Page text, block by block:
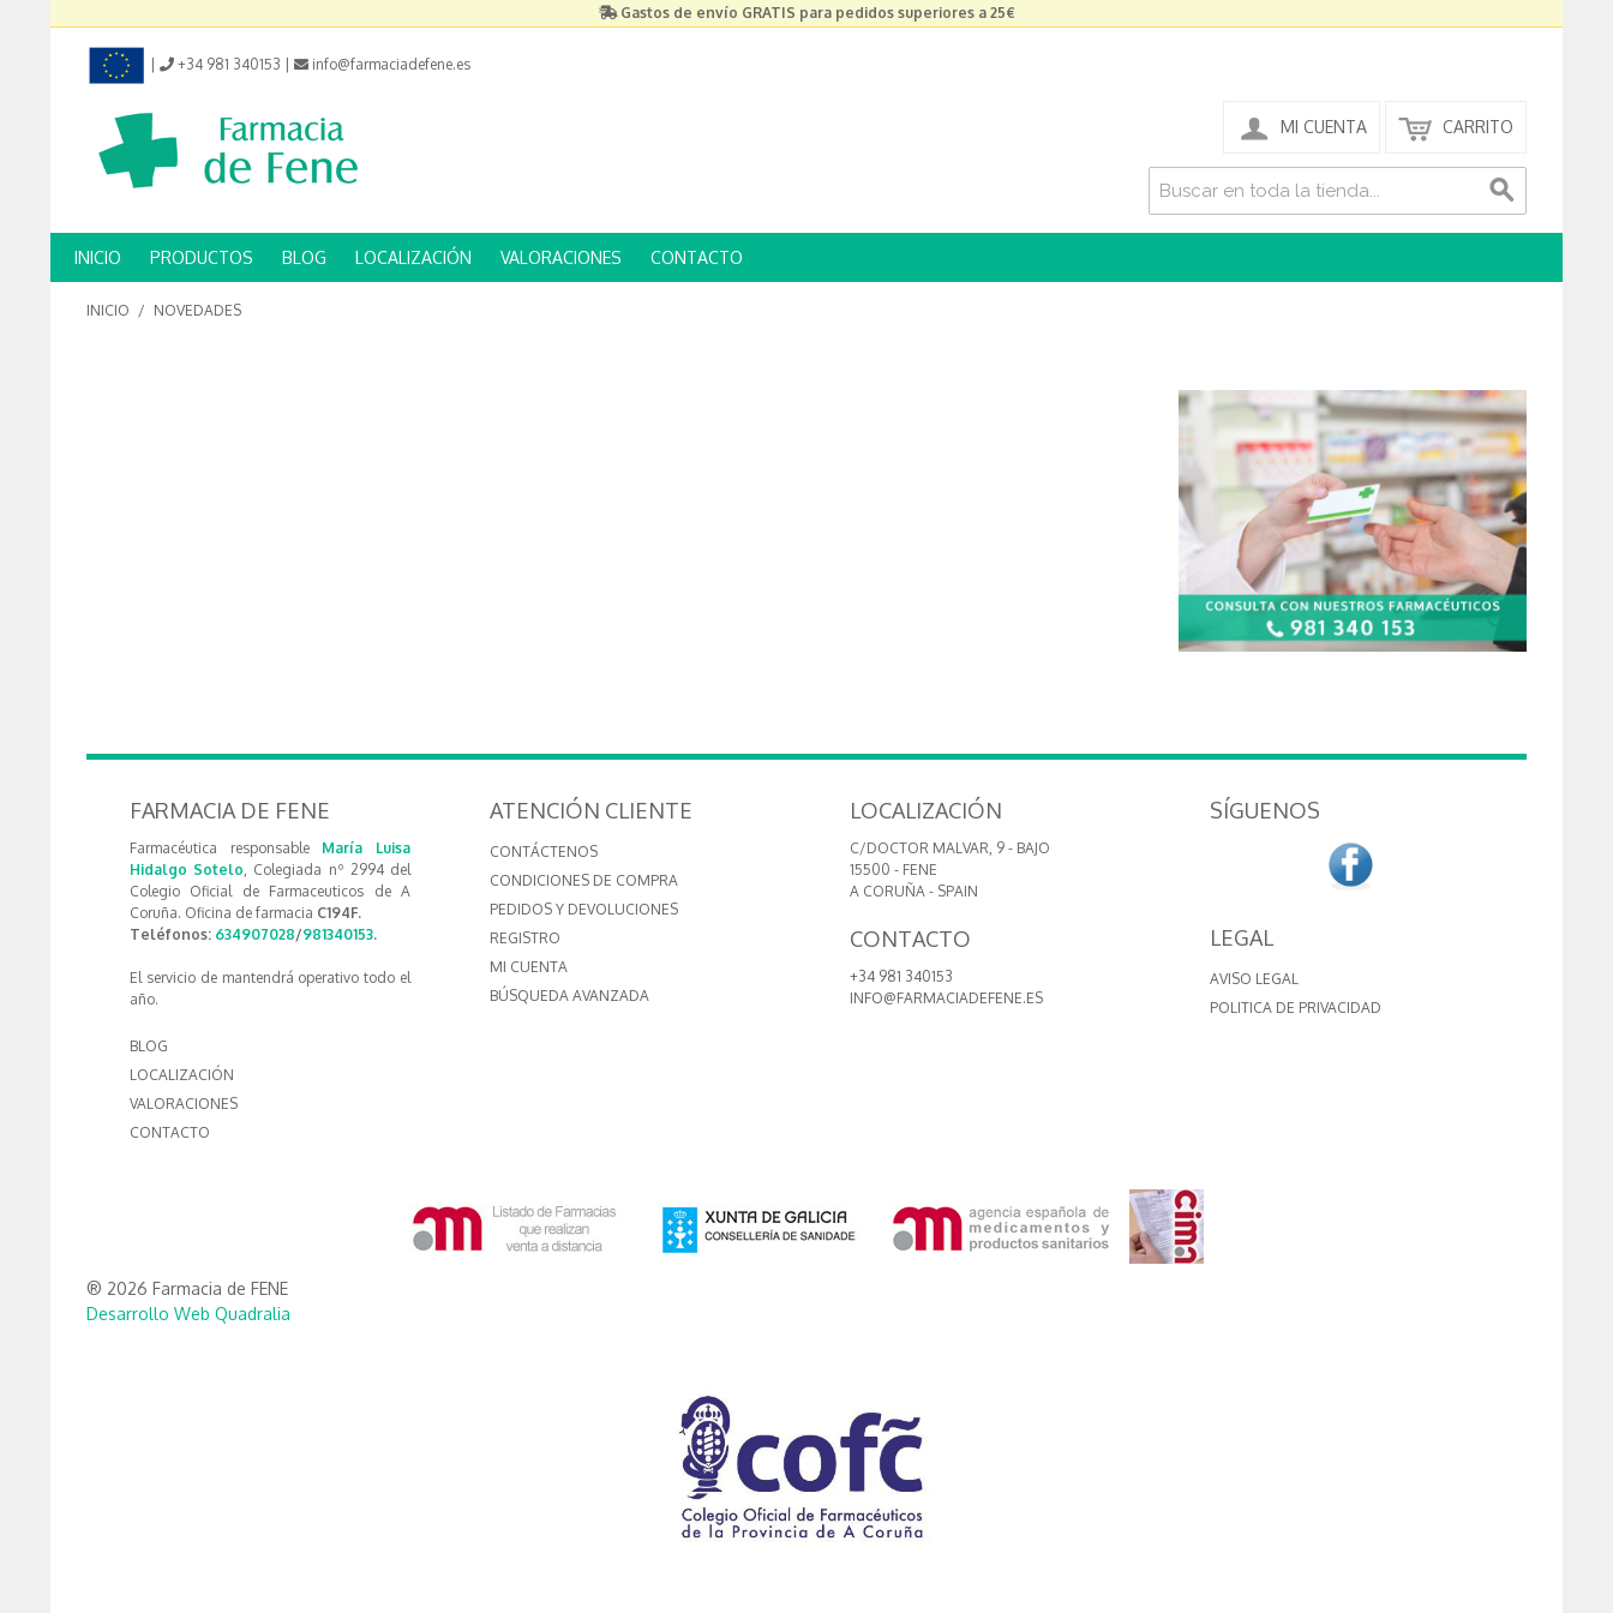
Gastos de envío GRATIS para pedidos superiores a 25€
+34 981 340153 info@farmaciadefene.es
MI CUENTA CARRITO
INICIO PRODUCTOS BLOG LOCALIZACIÓN VALORACIONES CONTACTO
INICIO / NOVEDADES
FARMACIA DE FENE
Farmacéutica responsable María Luisa
Hidalgo Sotelo , Colegiada nº 2994 del
Colegio Oficial de Farmaceuticos de A
Coruña. Oficina de farmacia C194F.
Teléfonos: 634907028/981340153.
El servicio de mantendrá operativo todo el
año.
BLOG
LOCALIZACIÓN
VALORACIONES
CONTACTO
ATENCIÓN CLIENTE
CONTÁCTENOS
CONDICIONES DE COMPRA
PEDIDOS Y DEVOLUCIONES
REGISTRO
MI CUENTA
BÚSQUEDA AVANZADA
LOCALIZACIÓN
C/DOCTOR MALVAR, 9 - BAJO
15500 - FENE
A CORUÑA - SPAIN
CONTACTO
+34 981 340153
INFO@FARMACIADEFENE.ES
SÍGUENOS
LEGAL
AVISO LEGAL
POLITICA DE PRIVACIDAD
® 2026 Farmacia de FENE
Desarrollo Web Quadralia